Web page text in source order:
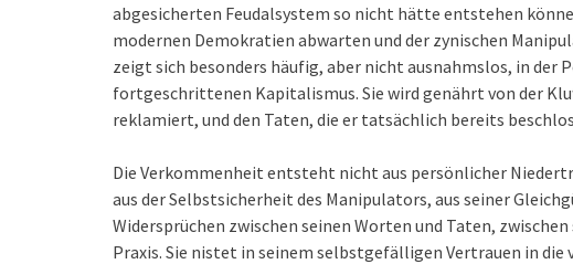
abgesicherten Feudalsystem so nicht hätte entstehen
modernen Demokratien abwarten und der zynischen
zeigt sich besonders häufig, aber nicht ausnahmslos, in der
fortgeschrittenen Kapitalismus. Sie wird genährt von der
reklamiert, und den Taten, die er tatsächlich bereits
Die Verkommenheit entsteht nicht aus persönlicher
aus der Selbstsicherheit des Manipulators, aus seiner
Widersprüchen zwischen seinen Worten und Taten,
Praxis. Sie nistet in seinem selbstgefälligen Vertrauen in